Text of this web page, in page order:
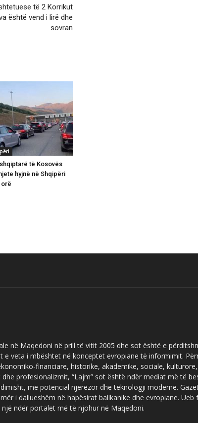
të 2 Korrikut
është vend i lirë dhe
sovran
të Kosovës
hyjnë në Shqipëri
orë
në Maqedoni në prill të vitit 2005 dhe sot është e
e veta i mbështet në konceptet evropiane të informimit.
financiare, historike, akademike, sociale,
profesionalizmit, “Lajm” sot është ndër mediat më të
me potencial njerëzor dhe teknologji moderne.
i dallueshëm në hapësirat ballkanike dhe evropiane. Ueb
ndër portalet më të njohur në Maqedoni.